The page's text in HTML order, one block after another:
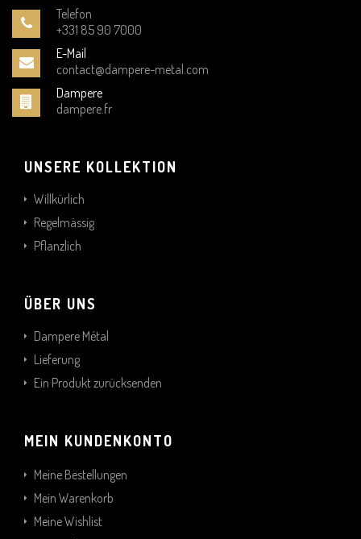
Telefon
+331 85 90 7000
E-Mail
contact@dampere-metal.com
Dampere
dampere.fr
UNSERE KOLLEKTION
Willkürlich
Regelmässig
Pflanzlich
ÜBER UNS
Dampere Métal
Lieferung
Ein Produkt zurücksenden
MEIN KUNDENKONTO
Meine Bestellungen
Mein Warenkorb
Meine Wishlist